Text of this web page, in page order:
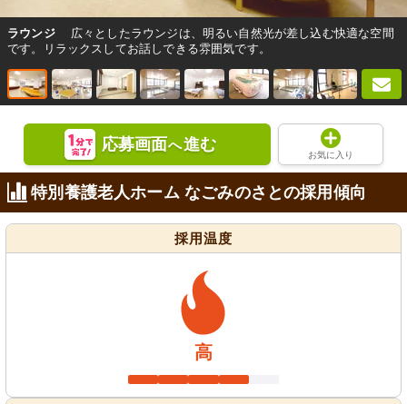
ラウンジ
広々としたラウンジは、明るい自然光が差し込む快適な空間
です。リラックスしてお話しできる雰囲気です。
応募画面へ進む
お気に入り
特別養護老人ホーム なごみのさとの採用傾向
採用温度
高